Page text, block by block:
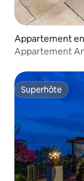
Appartement en
Appartement
Superhôte
Superhôte